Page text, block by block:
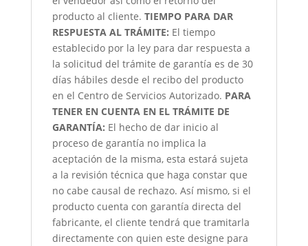
producto al cliente. TIEMPO PARA DAR
RESPUESTA AL TRÁMITE: El tiempo
establecido por la ley para dar respuesta a
la solicitud del trámite de garantía es de 30
días hábiles desde el recibo del producto
en el Centro de Servicios Autorizado. PARA
TENER EN CUENTA EN EL TRÁMITE DE
GARANTÍA: El hecho de dar inicio al
proceso de garantía no implica la
aceptación de la misma, esta estará sujeta
a la revisión técnica que haga constar que
no cabe causal de rechazo. Así mismo, si el
producto cuenta con garantía directa del
fabricante, el cliente tendrá que tramitarla
directamente con quien este designe para